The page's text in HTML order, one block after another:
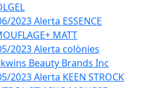
2023 Alerta ESSENCE
MATT
2023 Alerta colònies
Beauty Brands Inc
2023 Alerta KEEN STROCK